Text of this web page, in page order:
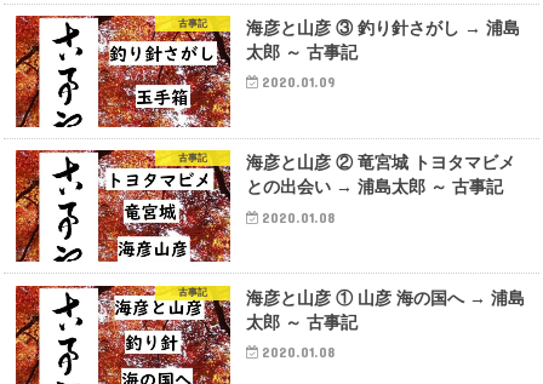
古事記
海彦と山彦 ③ 釣り針さがし → 浦島
太郎 ～ 古事記
2020.01.09
古事記
海彦と山彦 ② 竜宮城 トヨタマビメ
との出会い → 浦島太郎 ～ 古事記
2020.01.08
古事記
海彦と山彦 ① 山彦 海の国へ → 浦島
太郎 ～ 古事記
2020.01.08